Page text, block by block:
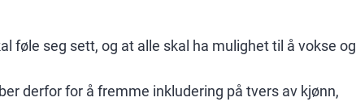
føle seg sett, og at alle skal ha mulighet til å vokse og
derfor for å fremme inkludering på tvers av kjønn,